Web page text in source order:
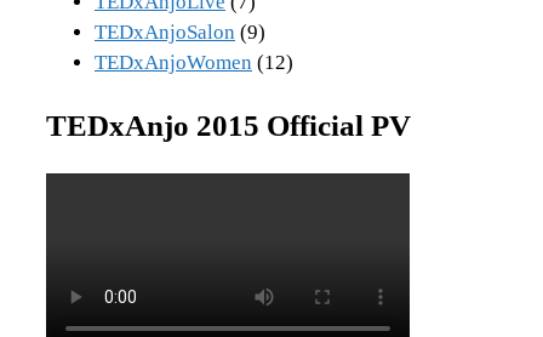
TEDxAnjoSalon (9)
TEDxAnjoWomen (12)
TEDxAnjo 2015 Official PV